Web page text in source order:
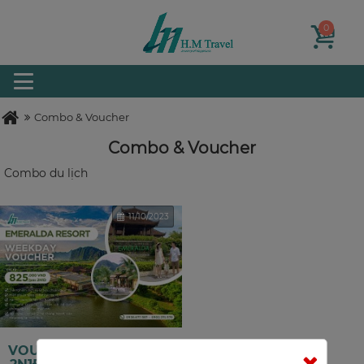
0
Combo & Voucher
Combo & Voucher
Combo du lịch
11/10/2023
VOUCHER NGHỈ DƯỠNG